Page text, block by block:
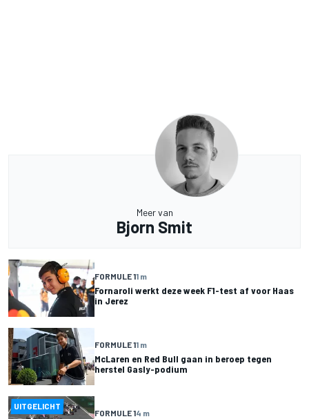
Meer van
Bjorn Smit
FORMULE 11 m
Fornaroli werkt deze week F1-test af voor Haas
in Jerez
FORMULE 11 m
McLaren en Red Bull gaan in beroep tegen
herstel Gasly-podium
UITGELICHT
FORMULE 14 m